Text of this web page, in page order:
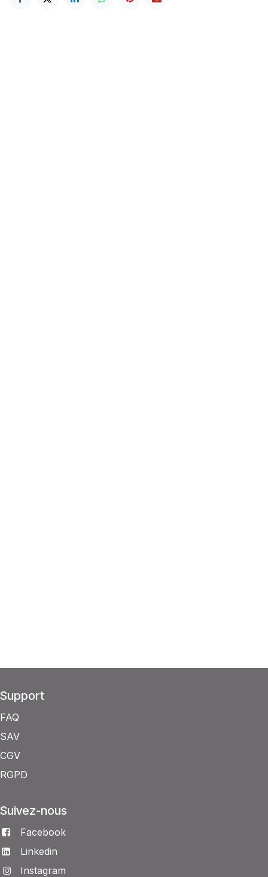
Support
FAQ
SAV
CGV
RGPD
Suivez-nous
Facebook
Linkedin
Instagram